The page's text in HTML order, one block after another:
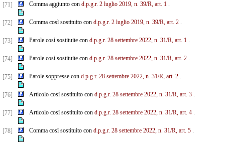
[71] Comma aggiunto con d.p.g.r. 2 luglio 2019, n. 39/R, art. 1.
[72] Comma così sostituito con d.p.g.r. 2 luglio 2019, n. 39/R, art. 2.
[73] Parole così sostituite con d.p.g.r. 28 settembre 2022, n. 31/R, art. 1.
[74] Parole così sostituite con d.p.g.r. 28 settembre 2022, n. 31/R, art. 2.
[75] Parole soppresse con d.p.g.r. 28 settembre 2022, n. 31/R, art. 2.
[76] Articolo così sostituito con d.p.g.r. 28 settembre 2022, n. 31/R, art. 3.
[77] Articolo così sostituito con d.p.g.r. 28 settembre 2022, n. 31/R, art. 4.
[78] Comma così sostituito con d.p.g.r. 28 settembre 2022, n. 31/R, art. 5.